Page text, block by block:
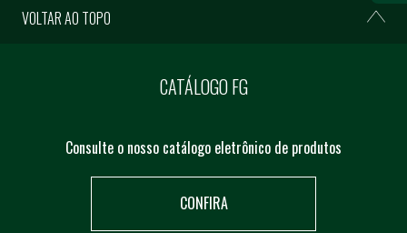
VOLTAR AO TOPO
CATÁLOGO FG
Consulte o nosso catálogo eletrônico de produtos
CONFIRA